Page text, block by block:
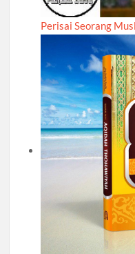
Perisai Seorang